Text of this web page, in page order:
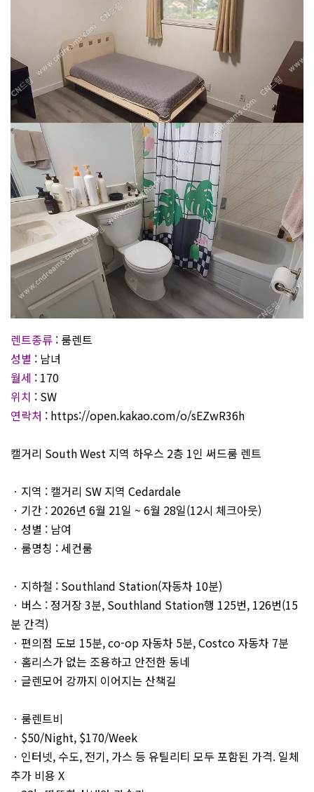
렌트종류 : 룸렌트
성별 : 남녀
월세 : 170
위치 : SW
연락처 : https://open.kakao.com/o/sEZwR36h
캘거리 South West 지역 하우스 2층 1인 써드룸 렌트
ㆍ지역 : 캘거리 SW 지역 Cedardale
ㆍ기간 : 2026년 6월 21일 ~ 6월 28일(12시 체크아웃)
ㆍ성별 : 남여
ㆍ룸명칭 : 세컨룸
ㆍ지하철 : Southland Station(자동차 10분)
ㆍ버스 : 정거장 3분, Southland Station행 125번, 126번(15
분 간격)
ㆍ편의점 도보 15분, co-op 자동차 5분, Costco 자동차 7분
ㆍ홈리스가 없는 조용하고 안전한 동네
ㆍ글렌모어 강까지 이어지는 산책길
ㆍ룸렌트비
ㆍ$50/Night, $170/Week
ㆍ인터넷, 수도, 전기, 가스 등 유틸리티 모두 포함된 가격. 일체
추가 비용 X